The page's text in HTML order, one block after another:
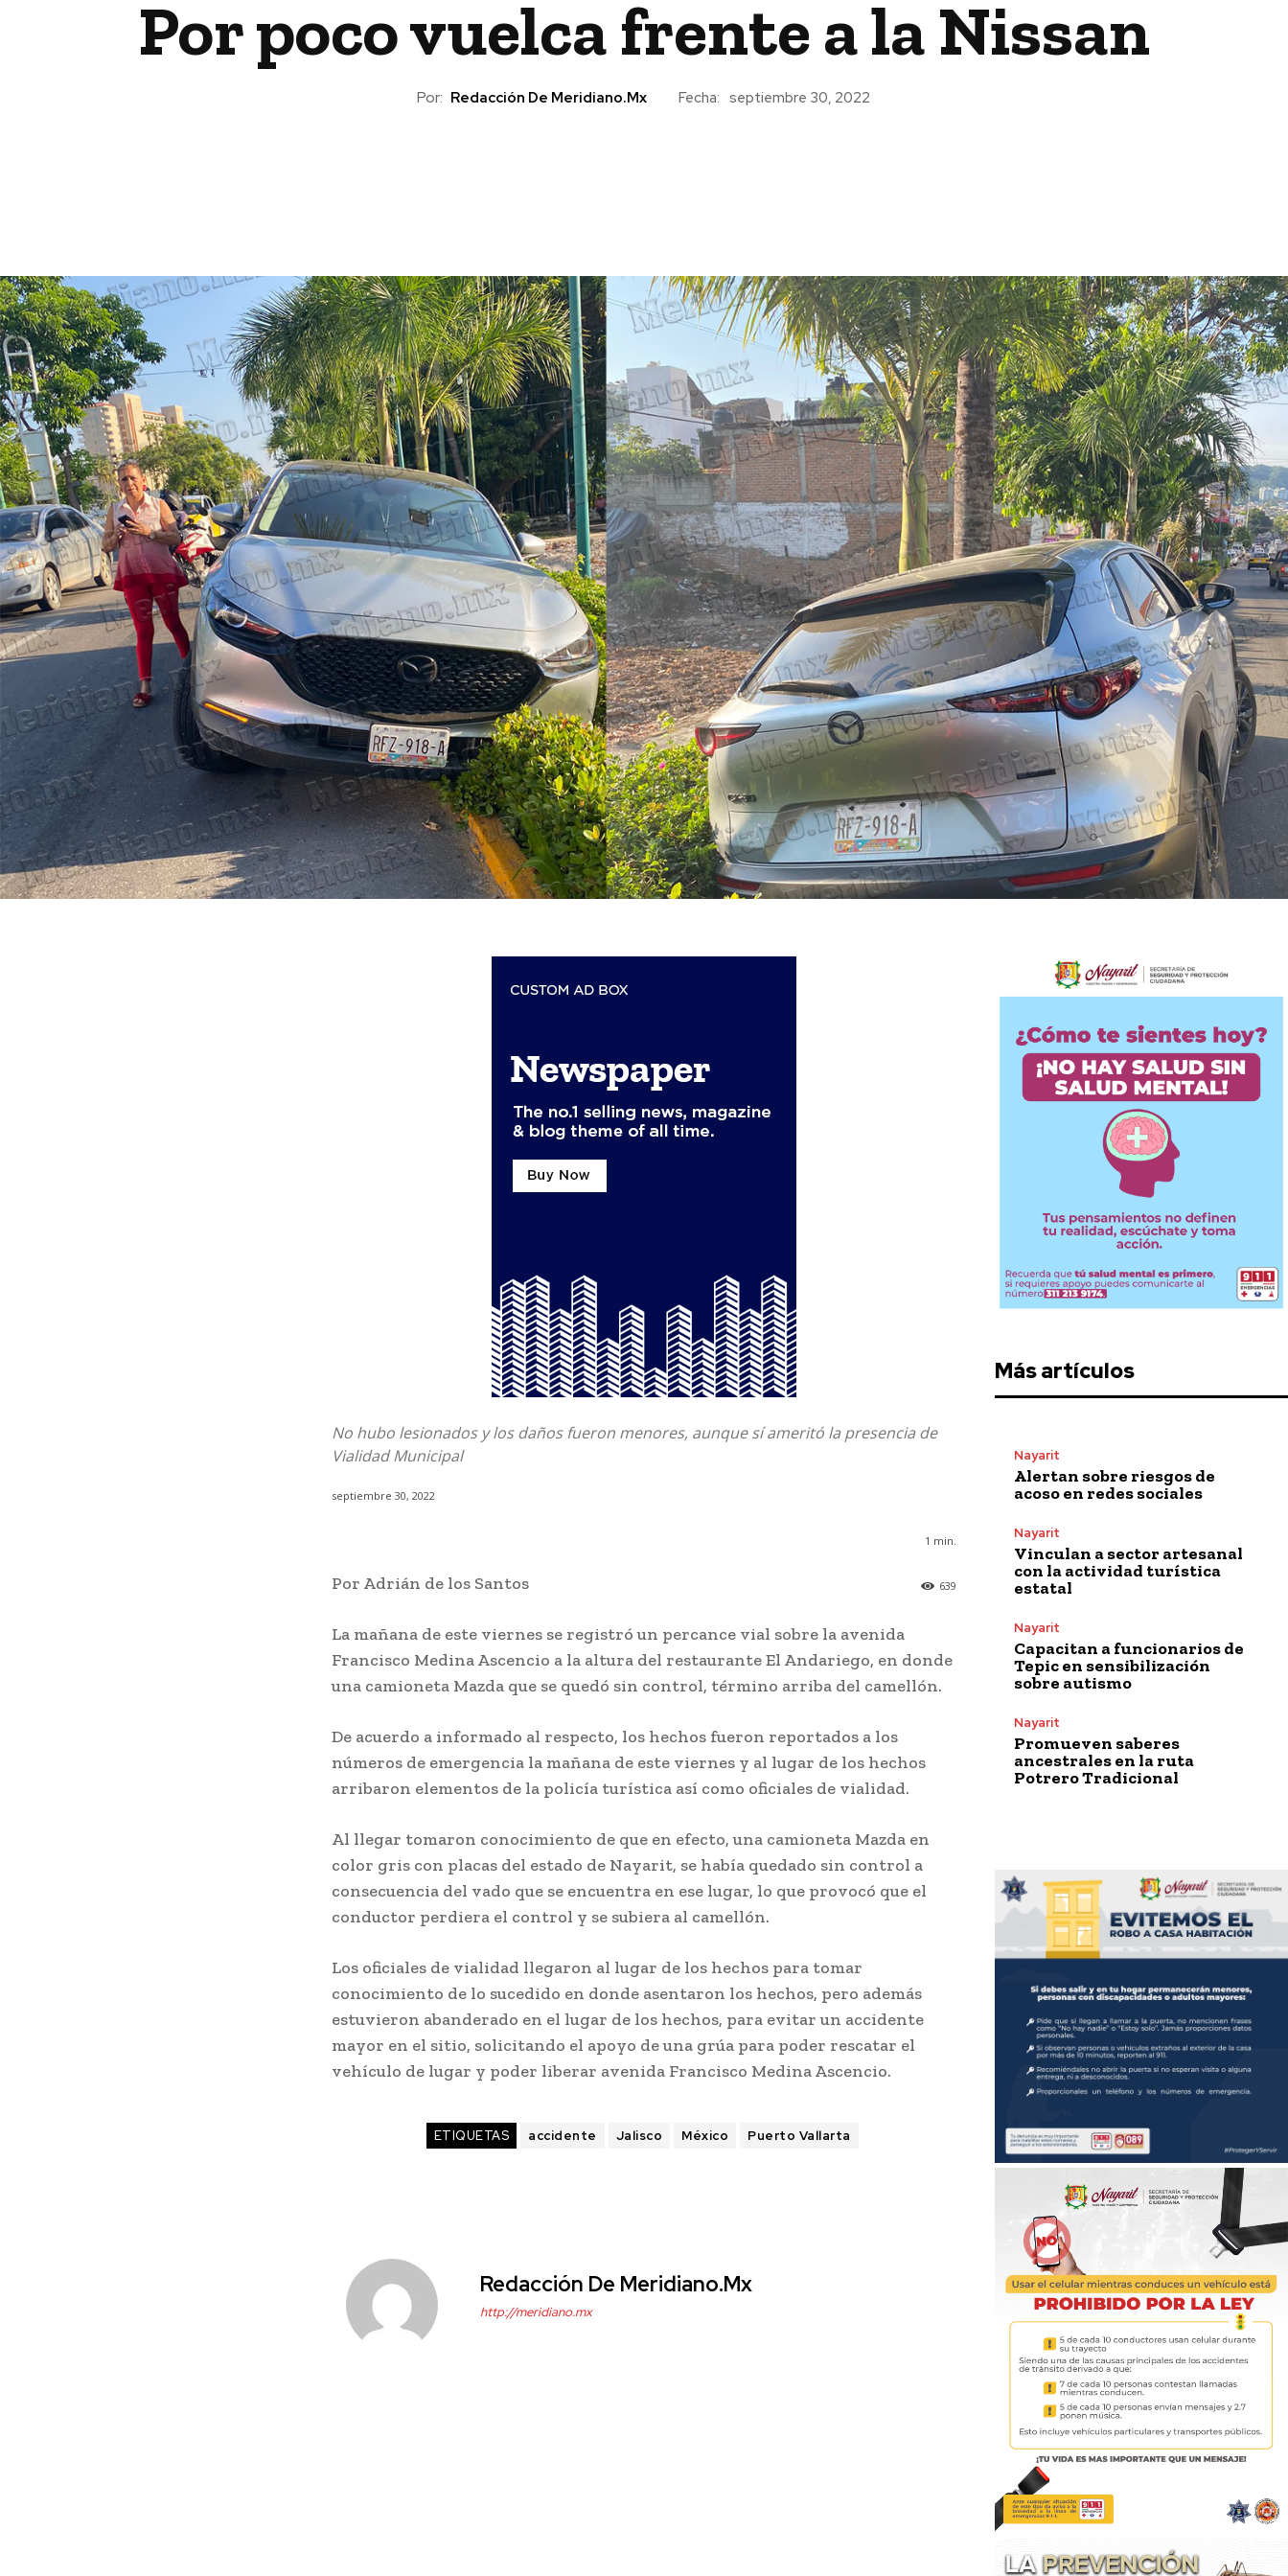
Por poco vuelca frente a la Nissan
Por: Redacción De Meridiano.mx Fecha: septiembre 30, 2022
No hubo lesionados y los daños fueron menores, aunque sí ameritó la presencia de
Vialidad Municipal
septiembre 30, 2022
1 min.
639
Por Adrián de los Santos
La mañana de este viernes se registró un percance vial sobre la avenida
Francisco Medina Ascencio a la altura del restaurante El Andariego, en donde
una camioneta Mazda que se quedó sin control, término arriba del camellón.
De acuerdo a informado al respecto, los hechos fueron reportados a los
números de emergencia la mañana de este viernes y al lugar de los hechos
arribaron elementos de la policía turística así como oficiales de vialidad.
Al llegar tomaron conocimiento de que en efecto, una camioneta Mazda en
color gris con placas del estado de Nayarit, se había quedado sin control a
consecuencia del vado que se encuentra en ese lugar, lo que provocó que el
conductor perdiera el control y se subiera al camellón.
Los oficiales de vialidad llegaron al lugar de los hechos para tomar
conocimiento de lo sucedido en donde asentaron los hechos, pero además
estuvieron abanderado en el lugar de los hechos, para evitar un accidente
mayor en el sitio, solicitando el apoyo de una grúa para poder rescatar el
vehículo de lugar y poder liberar avenida Francisco Medina Ascencio.
ETIQUETAS accidente Jalisco México Puerto Vallarta
Redacción De Meridiano.mx
http://meridiano.mx
Más artículos
Nayarit
Alertan sobre riesgos de
acoso en redes sociales
Nayarit
Vinculan a sector artesanal
con la actividad turística
estatal
Nayarit
Capacitan a funcionarios de
Tepic en sensibilización
sobre autismo
Nayarit
Promueven saberes
ancestrales en la ruta
Potrero Tradicional